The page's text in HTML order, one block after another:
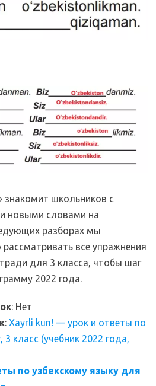
знакомит школьников с
новыми словами на
разборах мы
все упражнения
для 3 класса, чтобы шаг
2022 года.
: Нет
: Xayrli kun! — урок и ответы по
3 класс (учебник 2022 года,
по узбекскому языку для